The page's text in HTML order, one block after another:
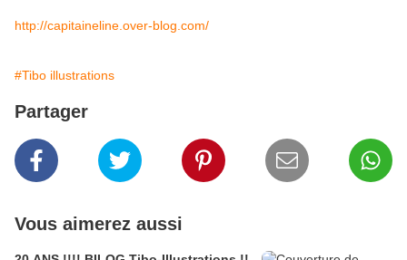
http://capitaineline.over-blog.com/
#Tibo illustrations
Partager
Vous aimerez aussi